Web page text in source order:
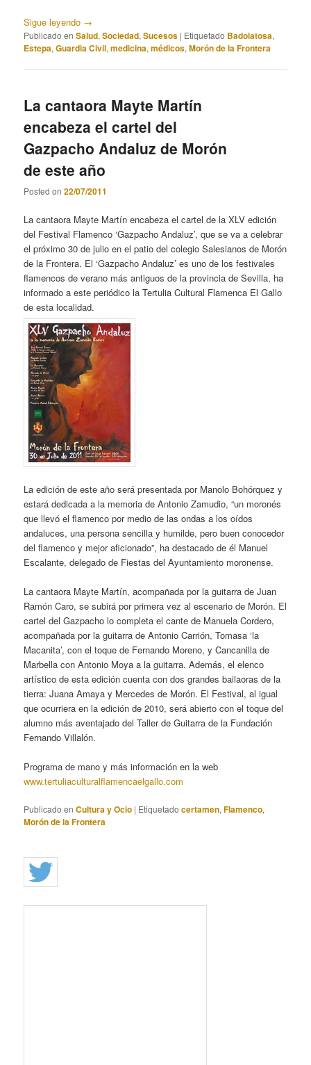
Sigue leyendo →
Publicado en Salud,Sociedad,Sucesos | Etiquetado Badolatosa,
Estepa,Guardia Civil,medicina,médicos,Morón de la Frontera
La cantaora Mayte Martín
encabeza el cartel del
Gazpacho Andaluz de Morón
de este año
Posted on22/07/2011
La cantaora Mayte Martín encabeza el cartel de la XLV edición
del Festival Flamenco ‘Gazpacho Andaluz’, que se va a celebrar
el próximo 30 de julio en el patio del colegio Salesianos de Morón
de la Frontera. El ‘Gazpacho Andaluz’ es uno de los festivales
flamencos de verano más antiguos de la provincia de Sevilla, ha
informado a este periódico la Tertulia Cultural Flamenca El Gallo
de esta localidad.
La edición de este año será presentada por Manolo Bohórquez y
estará dedicada a la memoria de Antonio Zamudio, “un moronés
que llevó el flamenco por medio de las ondas a los oídos
andaluces, una persona sencilla y humilde, pero buen conocedor
del flamenco y mejor aficionado”, ha destacado de él Manuel
Escalante, delegado de Fiestas del Ayuntamiento moronense.
La cantaora Mayte Martín, acompañada por la guitarra de Juan
Ramón Caro, se subirá por primera vez al escenario de Morón. El
cartel del Gazpacho lo completa el cante de Manuela Cordero,
acompañada por la guitarra de Antonio Carrión, Tomasa ‘la
Macanita’, con el toque de Fernando Moreno, y Cancanilla de
Marbella con Antonio Moya a la guitarra. Además, el elenco
artístico de esta edición cuenta con dos grandes bailaoras de la
tierra: Juana Amaya y Mercedes de Morón. El Festival, al igual
que ocurriera en la edición de 2010, será abierto con el toque del
alumno más aventajado del Taller de Guitarra de la Fundación
Fernando Villalón.
Programa de mano y más información en la web
www.tertuliaculturalflamencaelgallo.com
Publicado en Cultura y Ocio | Etiquetado certamen,Flamenco,
Morón de la Frontera